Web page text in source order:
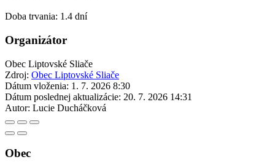
Doba trvania: 1.4 dní
Organizátor
Obec Liptovské Sliače
Zdroj: Obec Liptovské Sliače
Dátum vloženia: 1. 7. 2026 8:30
Dátum poslednej aktualizácie: 20. 7. 2026 14:31
Autor: Lucie Ducháčková
Obec